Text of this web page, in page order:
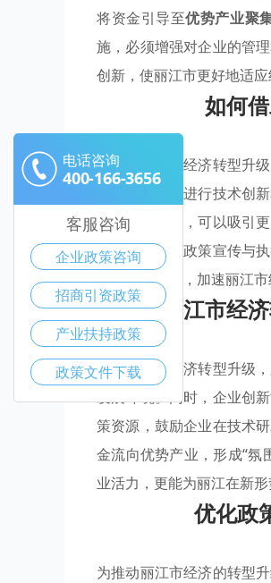
将资金引导至优势产业聚
施，必须增强对企业的管
创新，使丽江市更好地适
如何
在推动丽江市经济转型升级
激励本地企业进行技术创
惠企政策扶持，可以吸引
力，还需注重政策宣传与
与高质量发展，加速丽江市
丽江市经
推动丽江市经济转型升级
发展环境。同时，企业创
策资源，鼓励企业在技术
金流向优势产业，形成“
业活力，更能为丽江在新
优化政
为推动丽江市经济的转型
电话咨询
400-166-3656
客服咨询
企业政策咨询
招商引资政策
产业扶持政策
政策文件下载